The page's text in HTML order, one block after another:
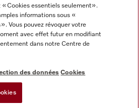
Cookies essentiels seulement».
informations sous «
Vous pouvez révoquer votre
avec effet futur en modifiant
dans notre Centre de
des données Cookies